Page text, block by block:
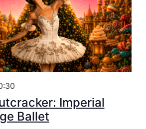
Imperial
Ballet